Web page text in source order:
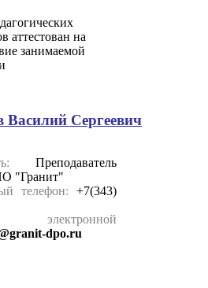
аттестован на
занимаемой
Василий Сергеевич
Преподаватель
"Гранит"
телефон:
+7(343)
электронной
granit-dpo.ru